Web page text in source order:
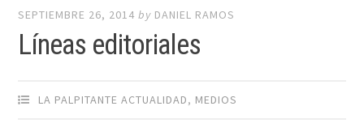
SEPTIEMBRE 26, 2014 by DANIEL RAMOS
Líneas editoriales
LA PALPITANTE ACTUALIDAD, MEDIOS